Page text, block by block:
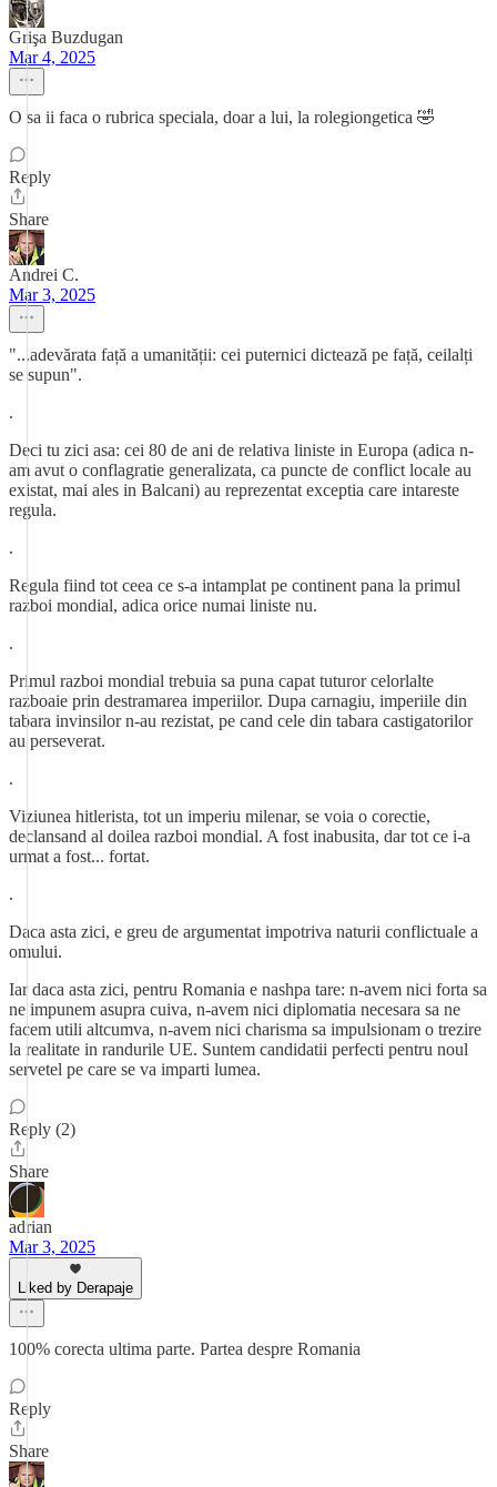
Grişa Buzdugan
Mar 4, 2025
O sa ii faca o rubrica speciala, doar a lui, la rolegiongetica 🤣
Reply
Share
Andrei C.
Mar 3, 2025
"...adevărata față a umanității: cei puternici dictează pe față, ceilalți
se supun".
.
Deci tu zici asa: cei 80 de ani de relativa liniste in Europa (adica n-
am avut o conflagratie generalizata, ca puncte de conflict locale au
existat, mai ales in Balcani) au reprezentat exceptia care intareste
regula.
.
Regula fiind tot ceea ce s-a intamplat pe continent pana la primul
razboi mondial, adica orice numai liniste nu.
.
Primul razboi mondial trebuia sa puna capat tuturor celorlalte
razboaie prin destramarea imperiilor. Dupa carnagiu, imperiile din
tabara invinsilor n-au rezistat, pe cand cele din tabara castigatorilor
au perseverat.
.
Viziunea hitlerista, tot un imperiu milenar, se voia o corectie,
declansand al doilea razboi mondial. A fost inabusita, dar tot ce i-a
urmat a fost... fortat.
.
Daca asta zici, e greu de argumentat impotriva naturii conflictuale a
omului.
Iar daca asta zici, pentru Romania e nashpa tare: n-avem nici forta sa
ne impunem asupra cuiva, n-avem nici diplomatia necesara sa ne
facem utili altcumva, n-avem nici charisma sa impulsionam o trezire
la realitate in randurile UE. Suntem candidatii perfecti pentru noul
servetel pe care se va imparti lumea.
Reply (2)
Share
adrian
Mar 3, 2025
Liked by Derapaje
100% corecta ultima parte. Partea despre Romania
Reply
Share